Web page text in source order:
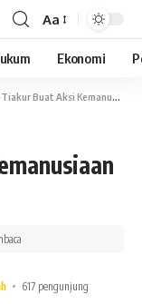
Aa
Ekonomi
Buat Aksi Kemanusiaan Untuk NTT
617 pengunjung